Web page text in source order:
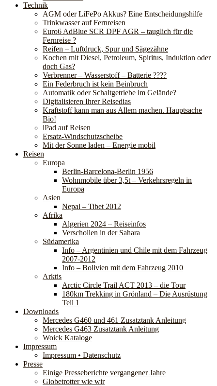
Technik
AGM oder LiFePo Akkus? Eine Entscheidungshilfe
Trinkwasser auf Fernreisen
Euro6 AdBlue SCR DPF AGR – tauglich für die
Fernreise ?
Reifen – Luftdruck, Spur und Sägezähne
Kochen mit Diesel, Petroleum, Spiritus, Induktion oder
doch Gas?
Verbrenner – Wasserstoff – Batterie ????
Ein Federbruch ist kein Beinbruch
Automatik oder Schaltgetriebe im Gelände?
Digitalisieren Ihrer Reisedias
Kraftstoff kann man aus Allem machen. Hauptsache
Bio!
iPad auf Reisen
Ersatz-Windschutzscheibe
Mit der Sonne laden – Energie mobil
Reisen
Europa
Berlin-Barcelona-Berlin 1956
Wohnmobile über 3,5t – Verkehrsregeln in
Europa
Asien
Nepal – Tibet 2012
Afrika
Algerien 2024 – Reiseinfos
Verschollen in der Sahara
Südamerika
Info – Argentinien und Chile mit dem Fahrzeug
2007-2012
Info – Bolivien mit dem Fahrzeug 2010
Arktis
Arctic Circle Trail ACT 2013 – die Tour
180km Trekking in Grönland – Die Ausrüstung
Teil 1
Downloads
Mercedes G460 und 461 Zusatztank Anleitung
Mercedes G463 Zusatztank Anleitung
Woick Kataloge
Impressum
Impressum • Datenschutz
Presse
Einige Presseberichte vergangener Jahre
Globetrotter wie wir